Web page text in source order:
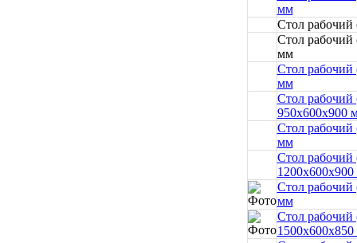
мм
Стол
Стол
мм
Стол
мм
Стол
950x600x900
Стол
мм
Стол
Стол
мм
Стол